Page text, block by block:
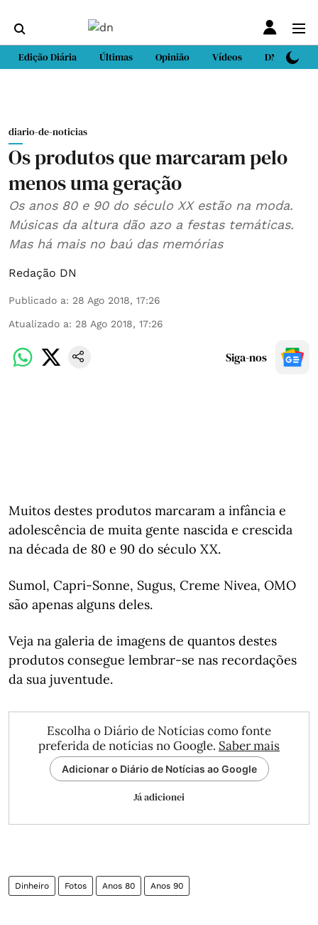
Edição Diária Últimas Opinião Vídeos DN Sport
diario-de-noticias
Os produtos que marcaram pelo
menos uma geração
Os anos 80 e 90 do século XX estão na moda.
Músicas da altura dão azo a festas temáticas.
Mas há mais no baú das memórias
Redação DN
Publicado a: 28 Ago 2018, 17:26
Atualizado a: 28 Ago 2018, 17:26
Siga-nos
Muitos destes produtos marcaram a infância e
adolescência de muita gente nascida e crescida
na década de 80 e 90 do século XX.
Sumol, Capri-Sonne, Sugus, Creme Nivea, OMO
são apenas alguns deles.
Veja na galeria de imagens de quantos destes
produtos consegue lembrar-se nas recordações
da sua juventude.
Escolha o Diário de Notícias como fonte
preferida de notícias no Google. Saber mais
Adicionar o Diário de Notícias ao Google
Já adicionei
Dinheiro Fotos Anos 80 Anos 90